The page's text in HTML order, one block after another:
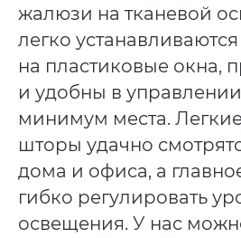
жалюзи на тканевой
легко устанавливаются
на пластиковые окна,
и удобны в
минимум места.
шторы удачно
дома и офиса, а
гибко регулировать
освещения. У нас